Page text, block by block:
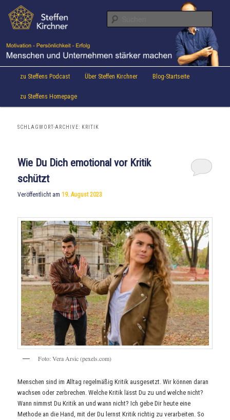
Inhalt
wechseln
sekundären
Inhalt
Steffen Kirchner Blog
Aktuelles von Speaker & Motivationstrainer Steffen Kirchner
Hauptmenü
zu Steffens Podcast Über Steffen Kirchner Blog-Startseite
zu Steffens Homepage
SCHLAGWORT-ARCHIVE: KRITIK
Wie Du Dich emotional vor Kritik
schützt
Veröffentlicht am19. August 2023
Foto: Vera Arsic (pexels.com)
Menschen sind im Alltag regelmäßig Kritik ausgesetzt. Wir können daran
wachsen oder zerbrechen. Welche Kritik lässt Du zu und welche nicht?
Wann nimmst Du Kritik an und wann nicht? Ich gebe Dir heute eine
Methode an die Hand, mit der Du lernst Kritik richtig zu verarbeiten. So